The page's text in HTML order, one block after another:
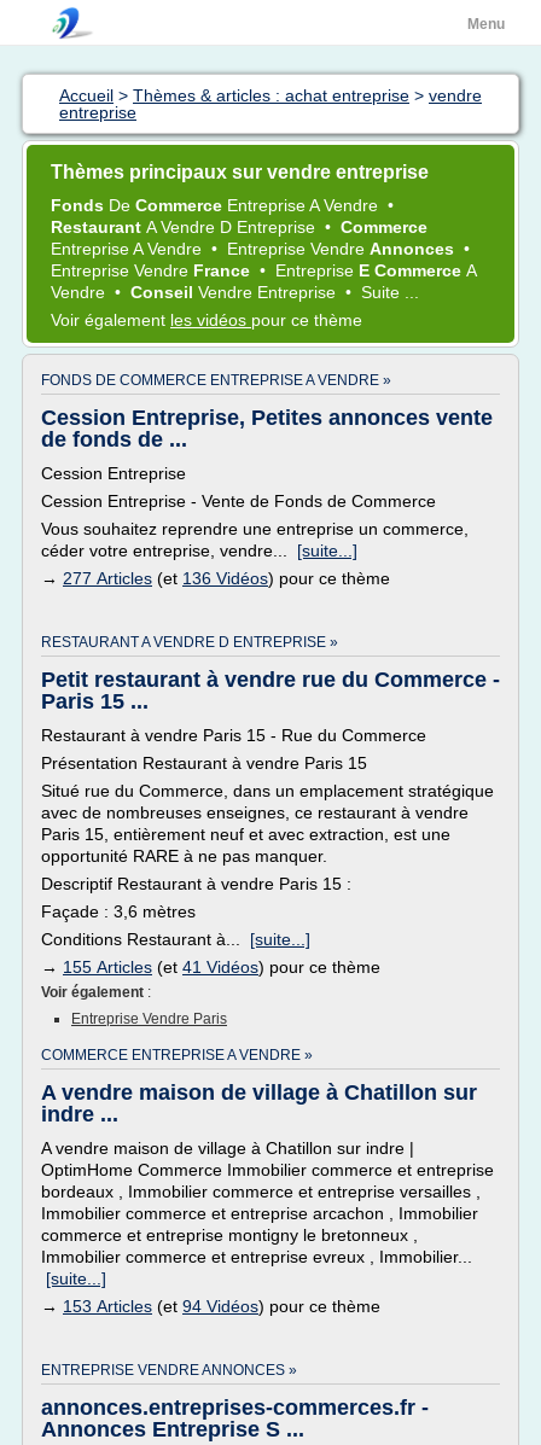
Menu
Accueil > Thèmes & articles : achat entreprise > vendre
entreprise
Thèmes principaux sur vendre entreprise
Fonds De Commerce EntrepriseAVendre •
Restaurant AVendre D Entreprise • Commerce
EntrepriseAVendre • Entreprise Vendre Annonces •
Entreprise Vendre France • Entreprise E Commerce A
Vendre • Conseil Vendre Entreprise • Suite ...
Voir également les vidéos pour ce thème
FONDS DE COMMERCE ENTREPRISE A VENDRE »
Cession Entreprise, Petites annonces vente
de fonds de ...
Cession Entreprise
Cession Entreprise - Vente de Fonds de Commerce
Vous souhaitez reprendre une entreprise un commerce,
céder votre entreprise, vendre... [suite...]
→ 277 Articles (et 136 Vidéos) pour ce thème
RESTAURANT A VENDRE D ENTREPRISE »
Petit restaurant à vendre rue du Commerce -
Paris 15 ...
Restaurant à vendre Paris 15 - Rue du Commerce
Présentation Restaurant à vendre Paris 15
Situé rue du Commerce, dans un emplacement stratégique
avec de nombreuses enseignes, ce restaurant à vendre
Paris 15, entièrement neuf et avec extraction, est une
opportunité RARE à ne pas manquer.
Descriptif Restaurant à vendre Paris 15 :
Façade : 3,6 mètres
Conditions Restaurant à... [suite...]
→ 155 Articles (et 41 Vidéos) pour ce thème
Voir également :
Entreprise Vendre Paris
COMMERCE ENTREPRISE A VENDRE »
A vendre maison de village à Chatillon sur
indre ...
A vendre maison de village à Chatillon sur indre |
OptimHome Commerce Immobilier commerce et entreprise
bordeaux , Immobilier commerce et entreprise versailles ,
Immobilier commerce et entreprise arcachon , Immobilier
commerce et entreprise montigny le bretonneux ,
Immobilier commerce et entreprise evreux , Immobilier...
[suite...]
→ 153 Articles (et 94 Vidéos) pour ce thème
ENTREPRISE VENDRE ANNONCES »
annonces.entreprises-commerces.fr -
Annonces Entreprise S ...